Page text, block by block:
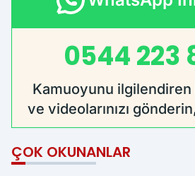
0544 223
Kamuoyunu
ve videolarınızı
ÇOK OKUNANLAR